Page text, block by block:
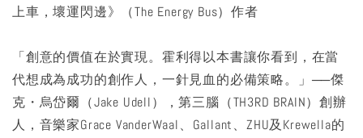
上車，壞運閃邊》（The Energy Bus）作者
「創意的價值在於實現。霍利得以本書讓你看到，在當
代想成為成功的創作人，一針見血的必備策略。」──傑
克・烏岱爾（Jake Udell），第三腦（TH3RD BRAIN）創辦
人，音樂家Grace VanderWaal、Gallant、ZHU及Krewella的